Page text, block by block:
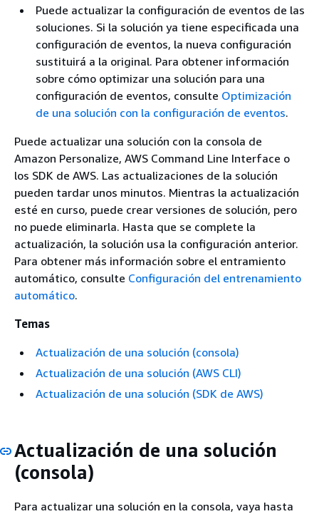
Puede actualizar la configuración de eventos de las
soluciones. Si la solución ya tiene especificada una
configuración de eventos, la nueva configuración
sustituirá a la original. Para obtener información
sobre cómo optimizar una solución para una
configuración de eventos, consulte Optimización
de una solución con la configuración de eventos.
Puede actualizar una solución con la consola de
Amazon Personalize, AWS Command Line Interface o
los SDK de AWS. Las actualizaciones de la solución
pueden tardar unos minutos. Mientras la actualización
esté en curso, puede crear versiones de solución, pero
no puede eliminarla. Hasta que se complete la
actualización, la solución usa la configuración anterior.
Para obtener más información sobre el entramiento
automático, consulte Configuración del entrenamiento
automático.
Temas
Actualización de una solución (consola)
Actualización de una solución (AWS CLI)
Actualización de una solución (SDK de AWS)
Actualización de una solución
(consola)
Para actualizar una solución en la consola, vaya hasta